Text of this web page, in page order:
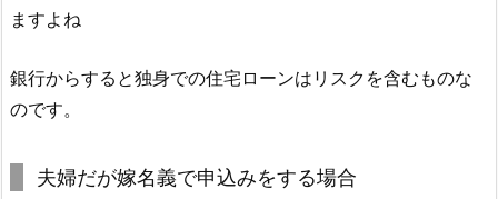
ますよね
銀行からすると独身での住宅ローンはリスクを含むものな
のです。
夫婦だが嫁名義で申込みをする場合